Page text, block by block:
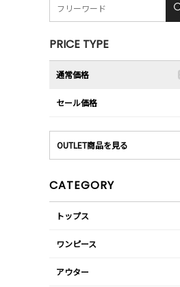
PRICE TYPE
通常価格
セール価格
OUTLET商品を見る
CATEGORY
トップス
ワンピース
アウター